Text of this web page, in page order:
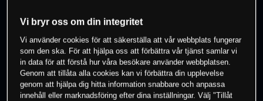
0% av kunderna har en position i detta
instrument
Vi bryr oss om din integritet
Vi använder cookies för att säkerställa att vår webbplats fungerar
som den ska. För att hjälpa oss att förbättra vår tjänst samlar vi
in data för att förstå hur våra besökare använder webbplatsen.
Genom att tillåta alla cookies kan vi förbättra din upplevelse
genom att hjälpa dig hitta information snabbare och anpassa
innehåll eller marknadsföring efter dina inställningar. Välj "Tillåt